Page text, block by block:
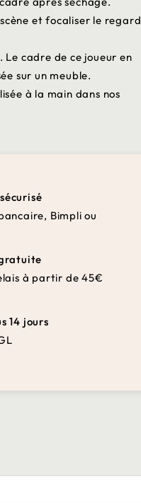
et focaliser le regard
cadre de ce joueur en
sur un meuble.
à la main dans nos
Bimpli ou
à partir de 45€
14 jours